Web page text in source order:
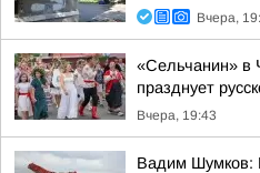
Вчера,
«Сельчанин» в
празднует
Вчера, 19:43
Вадим Шумков: